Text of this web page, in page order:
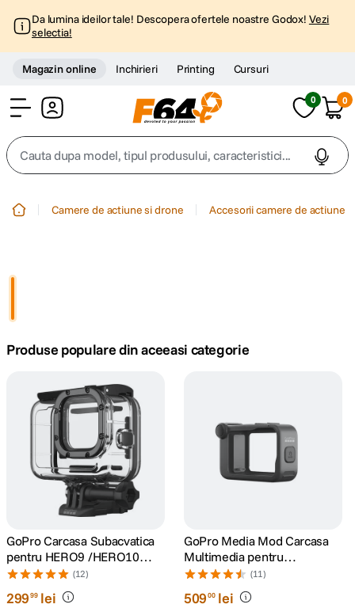
Da lumina ideilor tale! Descopera ofertele noastre Godox! Vezi
selectia!
Magazin online Inchirieri Printing Cursuri
0 0
Cauta dupa model, tipul produsului, caracteristici...
4. peak design
5. canon sx740 hs
lavaliera
7. card memorie
ulanzi
9 . insta 360
10 . godox
Camere de actiune si drone Accesorii camere de actiune
Produse populare din aceeasi categorie
GoPro Carcasa Subacvatica
pentru HERO9 /HERO10
/HERO11 Black/HERO12/
HERO13
(12)
29999 lei
GoPro Media Mod Carcasa
Multimedia pentru
HERO9/10/11/12/13 Black
(11)
50900 lei